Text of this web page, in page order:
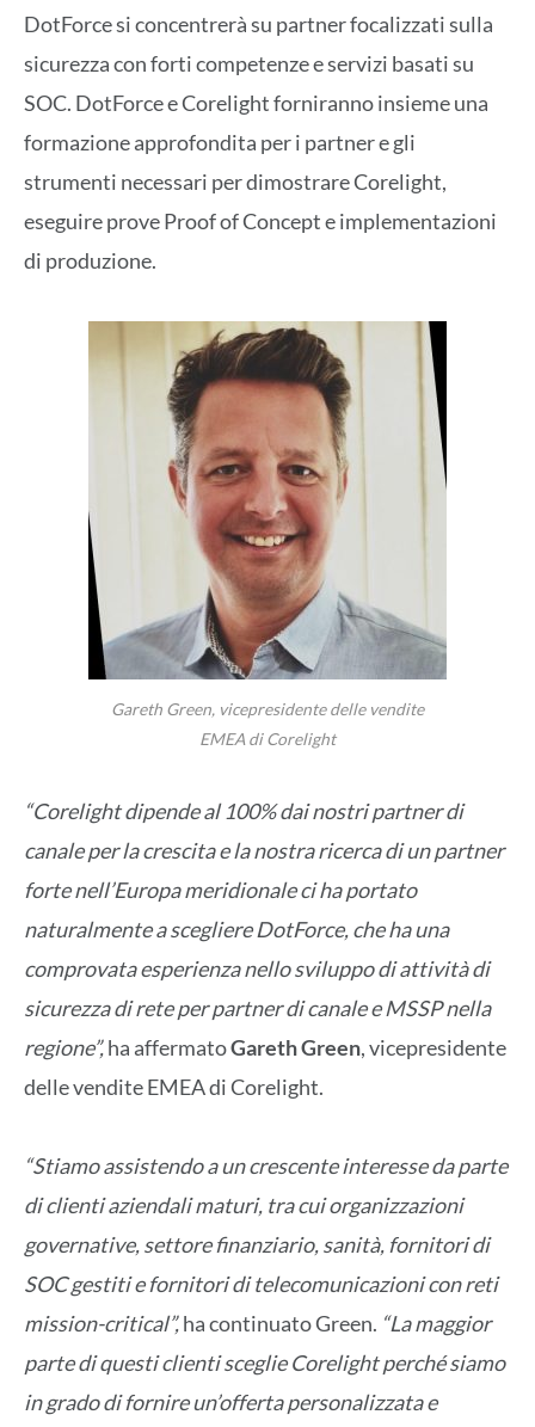
DotForce si concentrerà su partner focalizzati sulla
sicurezza con forti competenze e servizi basati su
SOC. DotForce e Corelight forniranno insieme una
formazione approfondita per i partner e gli
strumenti necessari per dimostrare Corelight,
eseguire prove Proof of Concept e implementazioni
di produzione.
Gareth Green, vicepresidente delle vendite
EMEA di Corelight
“Corelight dipende al 100% dai nostri partner di
canale per la crescita e la nostra ricerca di un partner
forte nell’Europa meridionale ci ha portato
naturalmente a scegliere DotForce, che ha una
comprovata esperienza nello sviluppo di attività di
sicurezza di rete per partner di canale e MSSP nella
regione”,ha affermatoGareth Green, vicepresidente
delle vendite EMEA di Corelight.
“Stiamo assistendo a un crescente interesse da parte
di clienti aziendali maturi, tra cui organizzazioni
governative, settore finanziario, sanità, fornitori di
SOC gestiti e fornitori di telecomunicazioni con reti
mission-critical”,ha continuato Green. “La maggior
parte di questi clienti sceglie Corelight perché siamo
in grado di fornire un’offerta personalizzata e